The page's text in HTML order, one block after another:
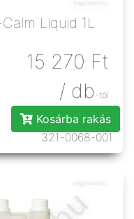
Foran Nutri-Calm Liquid 1L
15 270 Ft
/ db -tól
Kosárba rakás
321-0068-001